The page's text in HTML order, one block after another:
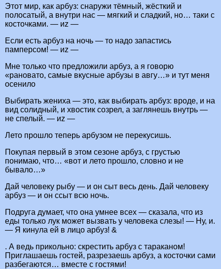
Этот мир, как арбуз: снаружи тёмный, жёсткий и
полосатый, а внутри нас — мягкий и сладкий, но… таки с
косточками. — иz —
Если есть арбуз на ночь — то надо запастись
памперсом! — иz —
Мне только что предложили арбуз, а я говорю
«рановато, самые вкусные арбузы в авгу…» и тут меня
осенило
Выбирать жениха — это, как выбирать арбуз: вроде, и на
вид солидный, и хвостик созрел, а заглянешь внутрь —
не спелый. — иz —
Лето прошло теперь арбузом не перекусишь.
Покупая первый в этом сезоне арбуз, с грустью
понимаю, что… «вот и лето прошло, словно и не
бывало…»
Дай человеку рыбу — и он сыт весь день. Дай человеку
арбуз — и он ссыт всю ночь.
Подруга думает, что она умнее всех — сказала, что из
еды только лук может вызвать у человека слезы! — Ну, и.
— Я кинула ей в лицо арбуз! &
. А ведь прикольно: скрестить арбуз с тараканом!
Приглашаешь гостей, разрезаешь арбуз, а косточки сами
разбегаются… вместе с гостями!